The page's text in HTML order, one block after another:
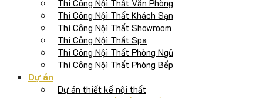
Thi Công Nội Thất Văn Phòng
Thi Công Nội Thất Khách Sạn
Thi Công Nội Thất Showroom
Thi Công Nội Thất Spa
Thi Công Nội Thất Phòng Ngủ
Thi Công Nội Thất Phòng Bếp
Dự án
Dự án thiết kế nội thất